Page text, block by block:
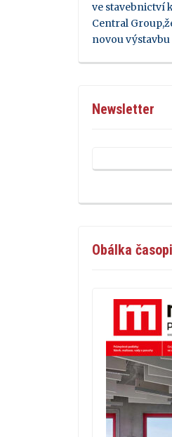
ve stavebnictví
Central
novou výstavbu
Newsletter
Obálka